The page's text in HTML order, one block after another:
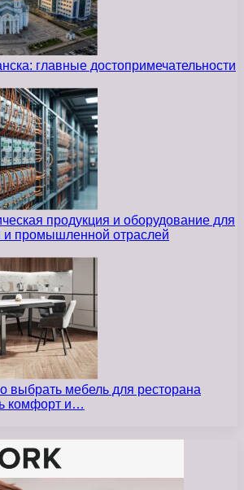
главные достопримечательности
продукция и оборудование для
и промышленной отраслей
выбрать мебель для ресторана
комфорт и…